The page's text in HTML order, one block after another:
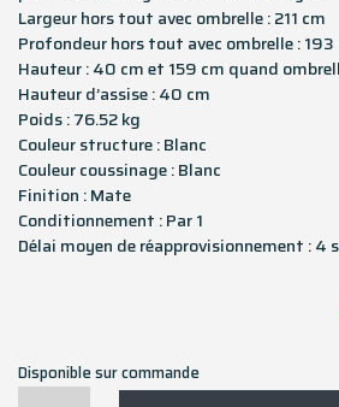
Largeur hors tout avec ombrelle : 211 cm
Profondeur hors tout avec ombrelle : 193
Hauteur : 40 cm et 159 cm quand
Hauteur d’assise : 40 cm
Poids : 76.52 kg
Couleur structure : Blanc
Couleur coussinage : Blanc
Finition : Mate
Conditionnement : Par 1
Délai moyen de réapprovisionnement : 4
Disponible sur commande